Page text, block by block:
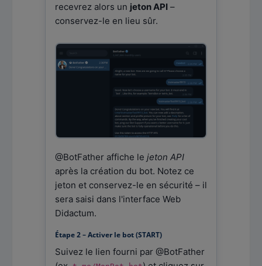
recevrez alors un jeton API –
conservez-le en lieu sûr.
@BotFather affiche le jeton API
après la création du bot. Notez ce
jeton et conservez-le en sécurité – il
sera saisi dans l'interface Web
Didactum.
Étape 2 – Activer le bot (START)
Suivez le lien fourni par @BotFather